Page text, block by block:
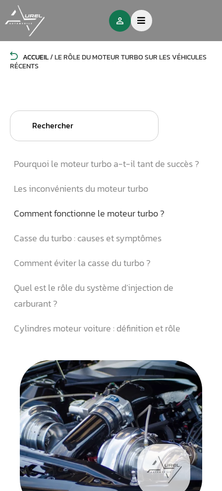
ACCUEIL/LE RÔLE DU MOTEUR TURBO SUR LES VÉHICULES
RÉCENTS
Search
Pourquoi le moteur turbo a-t-il tant de succès ?
Les inconvénients du moteur turbo
Comment fonctionne le moteur turbo ?
Casse du turbo : causes et symptômes
Comment éviter la casse du turbo ?
Quel est le rôle du système d’injection de
carburant ?
Cylindres moteur voiture : définition et rôle